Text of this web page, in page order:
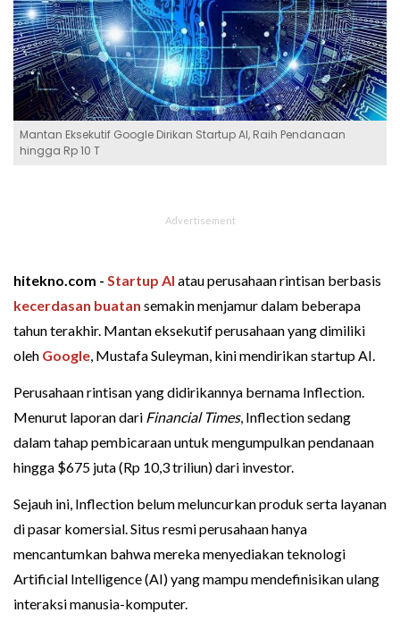
Mantan Eksekutif Google Dirikan Startup AI, Raih Pendanaan
hingga Rp 10 T
hitekno.com - Startup AI atau perusahaan rintisan berbasis
kecerdasan buatan semakin menjamur dalam beberapa
tahun terakhir. Mantan eksekutif perusahaan yang dimiliki
oleh Google, Mustafa Suleyman, kini mendirikan startup AI.
Perusahaan rintisan yang didirikannya bernama Inflection.
Menurut laporan dari Financial Times, Inflection sedang
dalam tahap pembicaraan untuk mengumpulkan pendanaan
hingga $675 juta (Rp 10,3 triliun) dari investor.
Sejauh ini, Inflection belum meluncurkan produk serta layanan
di pasar komersial. Situs resmi perusahaan hanya
mencantumkan bahwa mereka menyediakan teknologi
Artificial Intelligence (AI) yang mampu mendefinisikan ulang
interaksi manusia-komputer.